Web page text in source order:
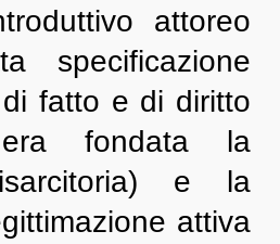
attoreo
specificazione
fatto e di diritto
fondata la
e la
attiva